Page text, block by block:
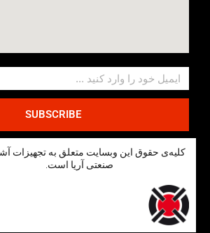
SUBSCRIBE
کلیه‌ی حقوق این وبسایت متعلق به تجهیزات
صنعتی آریا است.